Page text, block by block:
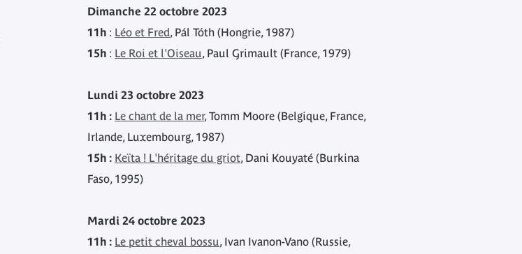
Dimanche 22 octobre 2023
11h : Léo et Fred, Pál Tóth (Hongrie, 1987)
15h : Le Roi et l'Oiseau, Paul Grimault (France, 1979)
Lundi 23 octobre 2023
11h : Le chant de la mer, Tomm Moore (Belgique, France,
Irlande, Luxembourg, 1987)
15h : Keïta ! L'héritage du griot, Dani Kouyaté (Burkina
Faso, 1995)
Mardi 24 octobre 2023
11h : Le petit cheval bossu, Ivan Ivanon-Vano (Russie,